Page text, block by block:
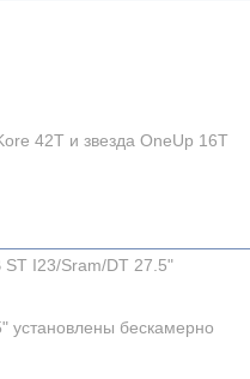
42T и звезда OneUp 16T
I23/Sram/DT 27.5"
установлены бескамерно